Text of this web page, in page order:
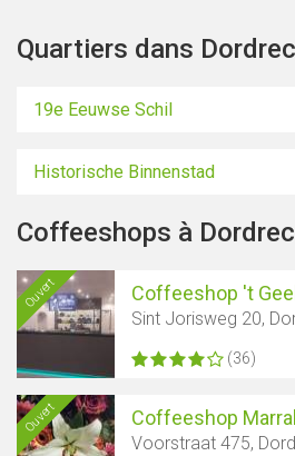
Quartiers dans
19e Eeuwse Schil
Historische Binnenstad
Coffeeshops à
Ouvert Coffeeshop 't
Sint Jorisweg 20,
(36)
Ouvert Coffeeshop
Voorstraat 475,